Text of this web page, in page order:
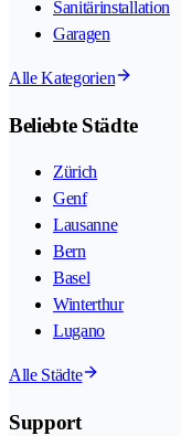
Sanitärinstallation
Garagen
Alle Kategorien
Beliebte Städte
Zürich
Genf
Lausanne
Bern
Basel
Winterthur
Lugano
Alle Städte
Support